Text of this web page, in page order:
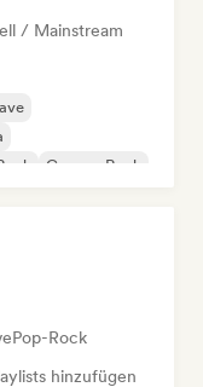
/ Mainstream
Garage-Rock
Pop-Rock
hinzufügen